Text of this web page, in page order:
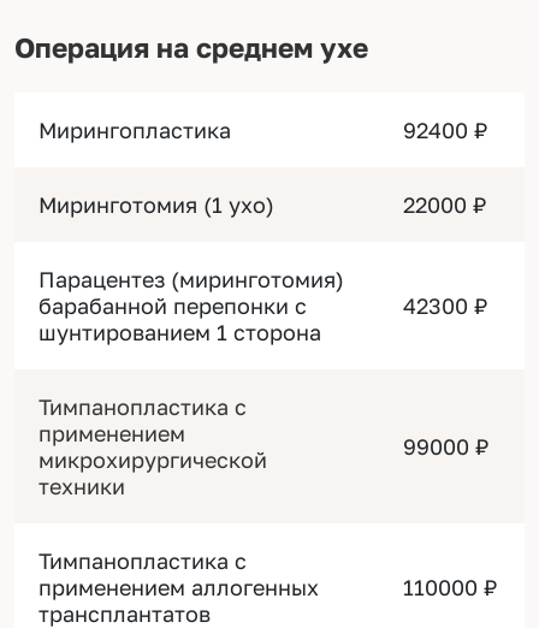
Операция на среднем ухе
Мирингопластика 92400 ₽
Миринготомия (1 ухо) 22000 ₽
Парацентез (миринготомия)
барабанной перепонки c
шунтированием 1 сторона
42300 ₽
Тимпанопластика с
применением
микрохирургической
техники
99000 ₽
Тимпанопластика с
применением аллогенных
трансплантатов
110000 ₽